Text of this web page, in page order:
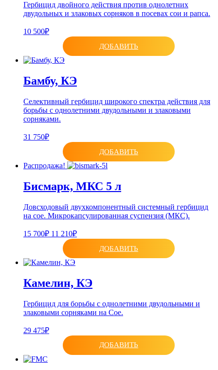
Гербицид двойного действия против однолетних
двудольных и злаковых сорняков в посевах сои и рапса.
10 500₽
ДОБАВИТЬ
Бамбу, КЭ
Селективный гербицид широкого спектра действия для
борьбы с однолетними двудольными и злаковыми
сорняками.
31 750₽
ДОБАВИТЬ
Распродажа!
Бисмарк, МКС 5 л
Довсходовый двухкомпонентный системный гербицид
на сое. Микрокапсулированная суспензия (МКС).
15 700₽ 11 210₽
ДОБАВИТЬ
Камелин, КЭ
Гербицид для борьбы с однолетними двудольными и
злаковыми сорняками на Сое.
29 475₽
ДОБАВИТЬ